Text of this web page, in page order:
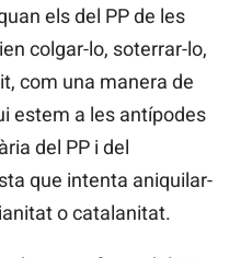
els del PP de les
colgar-lo, soterrar-lo,
com una manera de
estem a les antípodes
del PP i del
que intenta aniquilar-
o catalanitat.